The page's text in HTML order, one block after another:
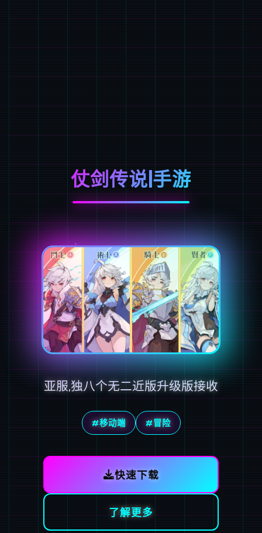
仗剑传说|手游
亚服,独八个无二近版升级版接收
#移动端 #冒险
快速下载
了解更多